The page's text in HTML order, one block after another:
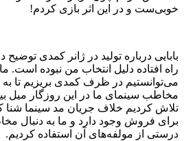
خوبی‌ست و در این اثر بازی کردم!
بابایی درباره تولید در ژانر کمدی
راه افتاده دلیل انتخاب من نبوده است.
می‌توانستیم در ظرف کمدی بریزیم تا به
مخاطب سینمای ما در این روزگار میل
تلاش کردیم خلاف جریان مد سینما شنا
برای فروش وجود دارد و ما به دنبال
درستی از مولفه‌های آن استفاده کردیم.